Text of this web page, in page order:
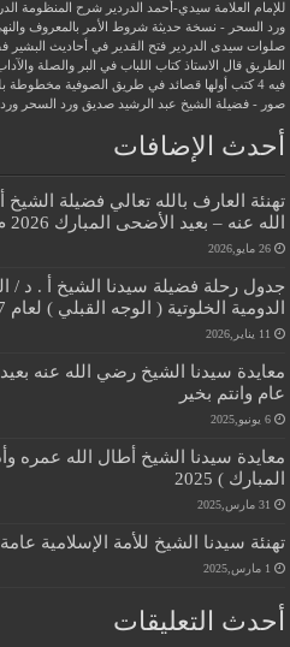
للإمام العلامة سيدي-أحمد الدردير شرح المنظومة
ورد السحر - نسخة حديثة شروط الأمر بالمعروف
صلوات سيدى الدردير فتح القدير في أحاديث البشير
الطريق
قال الاستاذ كتاب اللباب في البر والصلة
فيه 4 كتب أولها قصائد في طريق الصوفية
مخطوطة
صور - فضيلة الشيخ عبد الرشيد صديق
ورد السحر
أحدث الإضافات
تهنئة العارف بالله تعالي فضيلة
الله عنه – بعيد الأضحى المبارك 2026 م
26 مايو,2026
جدول رحلة فضيلة سيدنا الشيخ أ . د /
الدومية الخلوتية ( الوجه القبلي ) لعام 1447هـ/2026 م
11 يناير,2026
عام وانتم بخير
6 يونيو,2025
معايدة سيدنا الشيخ أطال الله عمره
المبارك ) 2025
31 مارس,2025
تهنئة سيدنا الشيخ للأمة الإسلامية عامة
1 مارس,2025
أحدث التعليقات